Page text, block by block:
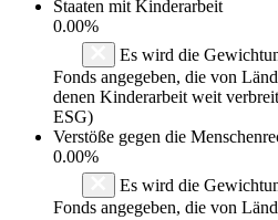
Staaten mit Kinderarbeit
0.00%
Es wird die
Fonds angegeben, die von
denen Kinderarbeit weit
ESG)
Verstöße gegen die
0.00%
Es wird die
Fonds angegeben, die von